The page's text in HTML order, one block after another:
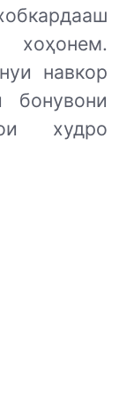
хоҳонем.
навкор
бонувони
худро